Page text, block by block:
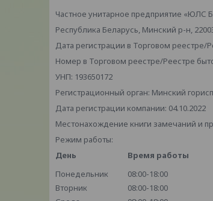
Частное унитарное предприятие «ЮЛС
Республика Беларусь, Минский р-н,
Дата регистрации в Торговом реестре/
Номер в Торговом реестре/Реестре
УНП: 193650172
Регистрационный орган: Минский
Дата регистрации компании: 04.10.2022
Местонахождение книги замечаний и
Режим работы:
День
Время работы
Понедельник
08:00-18:00
Вторник
08:00-18:00